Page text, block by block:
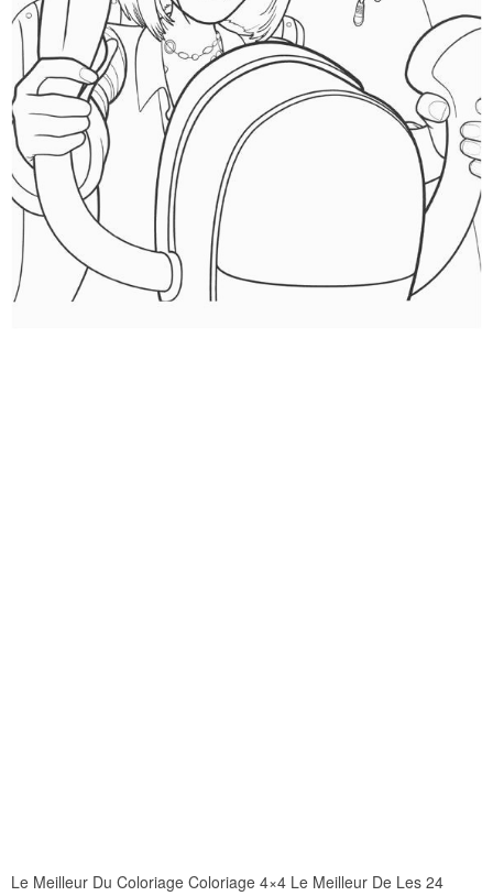
Le Meilleur Du Coloriage Coloriage 4×4 Le Meilleur De Les 24